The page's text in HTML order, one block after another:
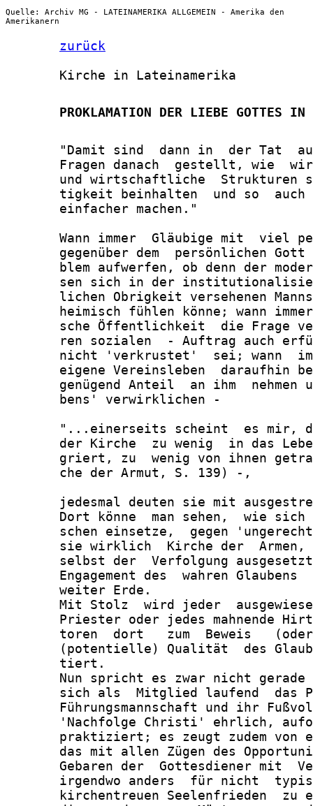
Quelle: Archiv MG - LATEINAMERIKA ALLGEMEIN - Amerika den
Amerikanern
zurück
       Kirche in Lateinamerika
PROKLAMATION DER LIEBE GOTTES IN